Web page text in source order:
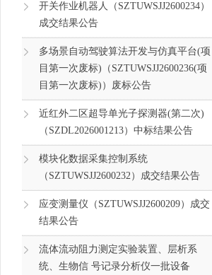
开关作业机器人（SZTUWSJJ2600234）
成交结果公告
多场景自动驾驶算法开发与仿真平台(项
目第一次废标)（SZTUWSJJ2600236(项
目第一次废标)）废标公告
近红外二区超导单光子探测器(第二次)
（SZDL2026001213）中标结果公告
模块化数据采集控制系统
（SZTUWSJJ2600232）成交结果公告
应变测量仪（SZTUWSJJ2600209）成交
结果公告
流体流动阻力测定实验装置、层析系
统、生物信 号记录分析仪一批设备